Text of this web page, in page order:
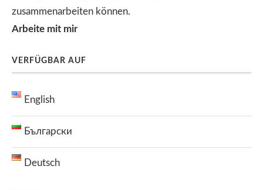
zusammenarbeiten können.
Arbeite mit mir
VERFÜGBAR AUF
English
Български
Deutsch